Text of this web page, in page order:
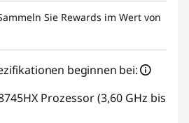
Sie Rewards im Wert von
beginnen bei:
Prozessor (3,60 GHz bis